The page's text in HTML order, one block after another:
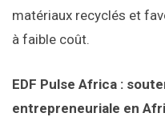
matériaux recyclés et
à faible coût.
EDF Pulse Africa :
entrepreneuriale en